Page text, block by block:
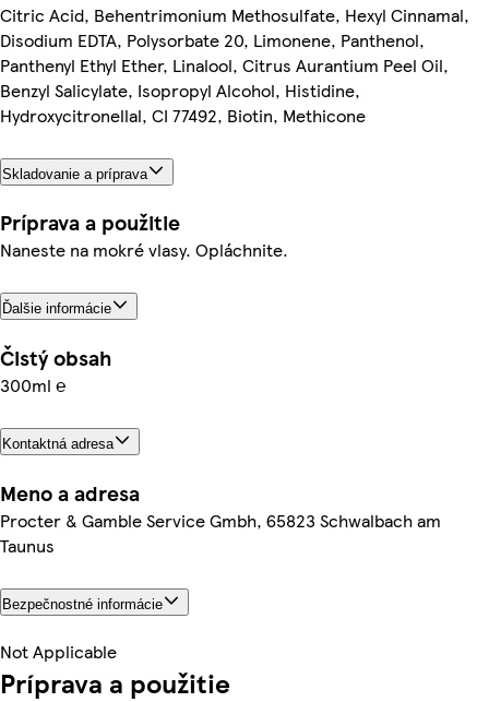
Citric Acid, Behentrimonium Methosulfate, Hexyl Cinnamal,
Disodium EDTA, Polysorbate 20, Limonene, Panthenol,
Panthenyl Ethyl Ether, Linalool, Citrus Aurantium Peel Oil,
Benzyl Salicylate, Isopropyl Alcohol, Histidine,
Hydroxycitronellal, CI 77492, Biotin, Methicone
Skladovanie a príprava
Príprava a použitie
Naneste na mokré vlasy. Opláchnite.
Ďalšie informácie
Čistý obsah
300ml ℮
Kontaktná adresa
Meno a adresa
Procter & Gamble Service Gmbh, 65823 Schwalbach am
Taunus
Bezpečnostné informácie
Not Applicable
Príprava a použitie